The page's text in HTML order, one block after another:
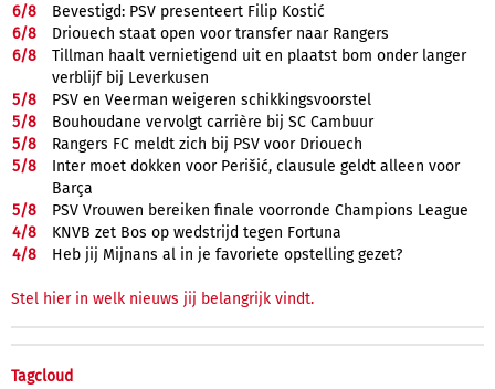
6/8
Bevestigd: PSV presenteert Filip Kostić
6/8
Driouech staat open voor transfer naar Rangers
6/8
Tillman haalt vernietigend uit en plaatst bom onder langer
verblijf bij Leverkusen
5/8
PSV en Veerman weigeren schikkingsvoorstel
5/8
Bouhoudane vervolgt carrière bij SC Cambuur
5/8
Rangers FC meldt zich bij PSV voor Driouech
5/8
Inter moet dokken voor Perišić, clausule geldt alleen voor
Barça
5/8
PSV Vrouwen bereiken finale voorronde Champions League
4/8
KNVB zet Bos op wedstrijd tegen Fortuna
4/8 Heb jij Mijnans al in je favoriete opstelling gezet?
Stel hier in welk nieuws jij belangrijk vindt.
Tagcloud